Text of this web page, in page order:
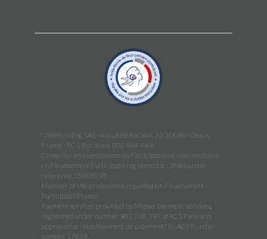
WineFunding SAS · 4 quai de Bacalan, 33 300 Bordeaux,
France · RCS Bordeaux 802 844 449
Conseiller en Investissements Participatifs et Intermédiaire
en Financement Participatif registered at ORIAS under
reference 15003095
Member of the professional organization Financement
Participatif France
Payment services provided by Mipise Payment Servives,
registered under number 982 228 397 at RCS Paris and
approved as "établissement de paiement" by ACPR under
number 17838.